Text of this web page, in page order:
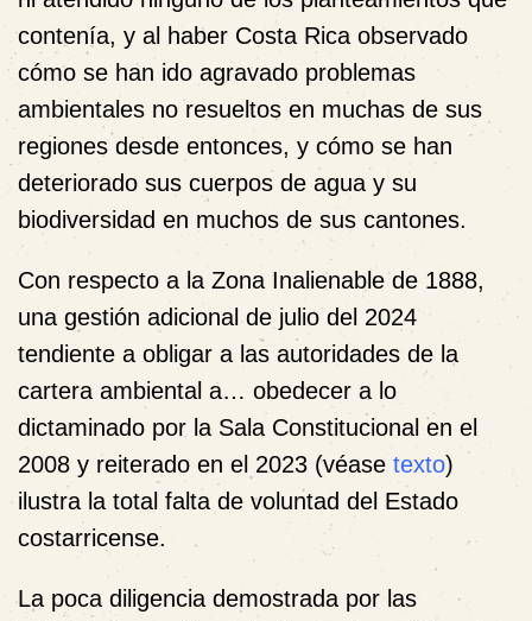
contenía, y al haber Costa Rica observado
cómo se han ido agravado problemas
ambientales no resueltos en muchas de sus
regiones desde entonces, y cómo se han
deteriorado sus cuerpos de agua y su
biodiversidad en muchos de sus cantones.
Con respecto a la Zona Inalienable de 1888,
una gestión adicional de julio del 2024
tendiente a obligar a las autoridades de la
cartera ambiental a… obedecer a lo
dictaminado por la Sala Constitucional en el
2008 y reiterado en el 2023 (véase texto)
ilustra la total falta de voluntad del Estado
costarricense.
La poca diligencia demostrada por las